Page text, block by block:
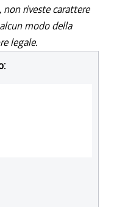
non riveste carattere
modo della
legale.